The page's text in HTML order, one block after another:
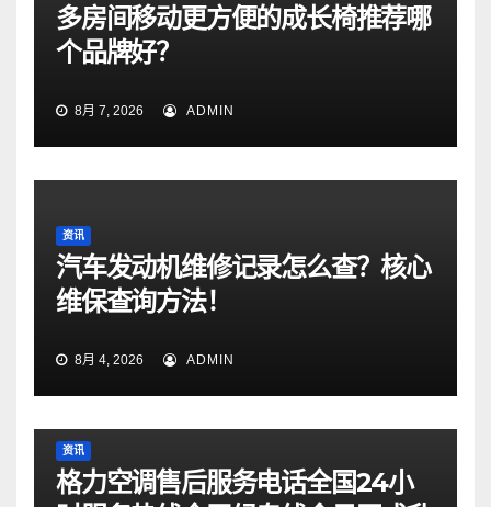
多房间移动更方便的成长椅推荐哪
个品牌好？
8月 7, 2026 ADMIN
资讯
汽车发动机维修记录怎么查？核心
维保查询方法！
8月 4, 2026 ADMIN
资讯
格力空调售后服务电话全国24小